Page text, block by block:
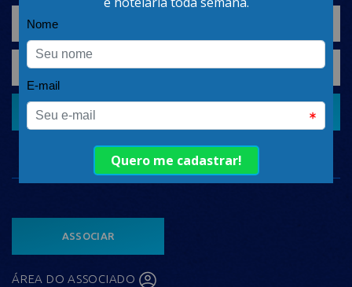
ASSOCIAR
ÁREA DO ASSOCIADO